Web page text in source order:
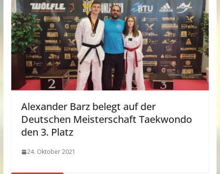
Alexander Barz belegt auf der
Deutschen Meisterschaft Taekwondo
den 3. Platz
24. Oktober 2021